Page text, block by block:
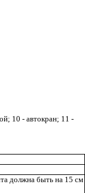
10 - автокран; 11 -
должна быть на 15 см